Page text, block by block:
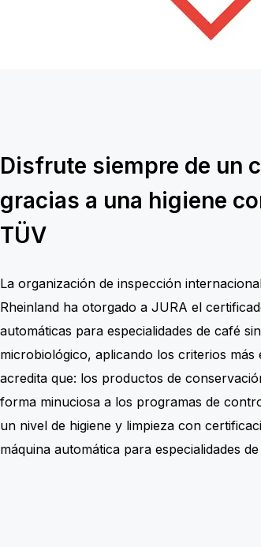
Disfrute siempre de un
gracias a una higiene
TÜV
La organización de inspección
Rheinland ha otorgado a JURA el
automáticas para especialidades de café
microbiológico, aplicando los criterios más
acredita que: los productos de
forma minuciosa a los programas de
un nivel de higiene y limpieza con
máquina automática para especialidades